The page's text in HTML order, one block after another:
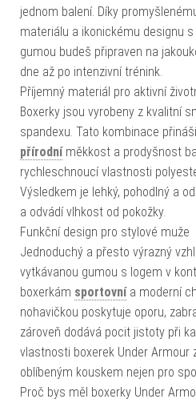
jednom balení. Díky
materiálu a ikonickému designu
gumou budeš připraven na
dne až po intenzivní trénink.
Příjemný materiál pro aktivní
Boxerky jsou vyrobeny z kvalitní
spandexu. Tato kombinace
přírodníměkkost a prodyšnost
rychleschnoucí vlastnosti
Výsledkem je lehký, pohodlný a
a odvádí vlhkost od pokožky.
Funkční design pro stylové muže
Jednoduchý a přesto výrazný
vytkávanou gumou s logem v
boxerkám sportovnía moderní
nohavičkou poskytuje oporu,
zároveň dodává pocit jistoty při
vlastnosti boxerek Under Armour
oblíbeným kouskem nejen pro
Proč bys měl boxerky Under